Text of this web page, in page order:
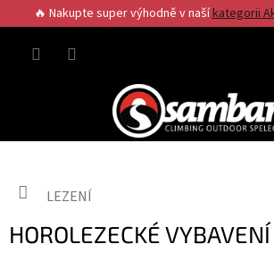
na
obsah
🔥 Nakupte super výhodně v našíkategorii
Domů
LEZENÍ
HOROLEZECKÉ VYBAVENÍ